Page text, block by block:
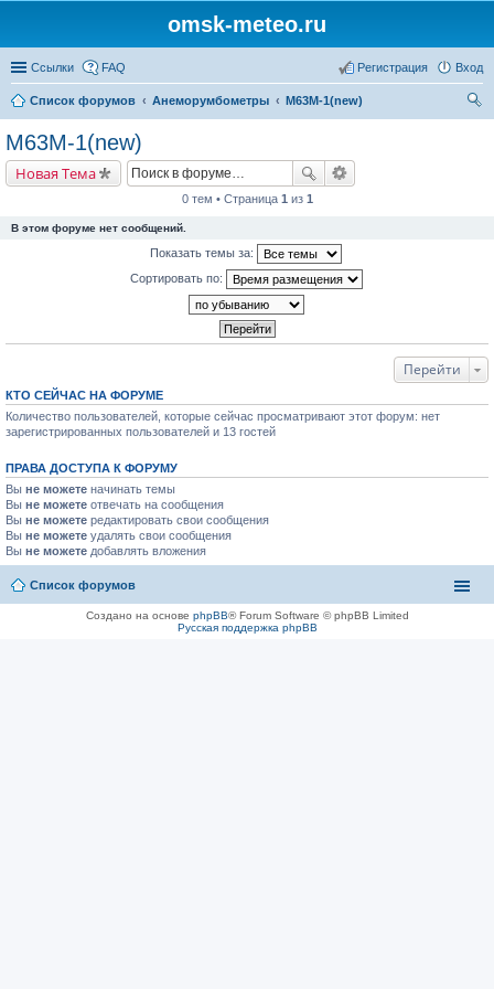
omsk-meteo.ru
Ссылки FAQ Вход
Регистрация
Список форумов Анеморумбометры
M63M-1(new)
M63M-1(new)
Новая Тема
0 тем • Страница 1 из 1
В этом форуме нет сообщений.
Показать темы за:
Сортировать по:
Перейти
КТО СЕЙЧАС НА ФОРУМЕ
Количество пользователей, которые сейчас просматривают этот форум: нет
зарегистрированных пользователей и 13 гостей
ПРАВА ДОСТУПА К ФОРУМУ
Вы не можете начинать темы
Вы не можете отвечать на сообщения
Вы не можете редактировать свои сообщения
Вы не можете удалять свои сообщения
Вы не можете добавлять вложения
Список форумов
Создано на основе phpBB® Forum Software © phpBB Limited
Русская поддержка phpBB